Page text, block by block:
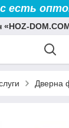
есть
«HOZ-
Дверна